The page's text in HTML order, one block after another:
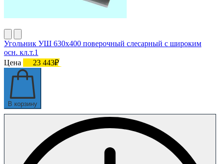
Угольник УШ 630х400 поверочный слесарный с широким
осн. кл.т.1
Цена
23 443₽
В корзину